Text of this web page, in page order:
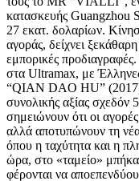
κατασκευής Guangzhou
27 εκατ. δολαρίων.
αγοράς, δείχνει
εμπορικές
στα Ultramax, με
“QIAN DAO HU”
συνολικής αξίας σχεδόν
σημειώνουν ότι οι
αλλά αποτυπώνουν τη
όπου η ταχύτητα και η
ώρα, στο «ταμείο»
φέρονται να